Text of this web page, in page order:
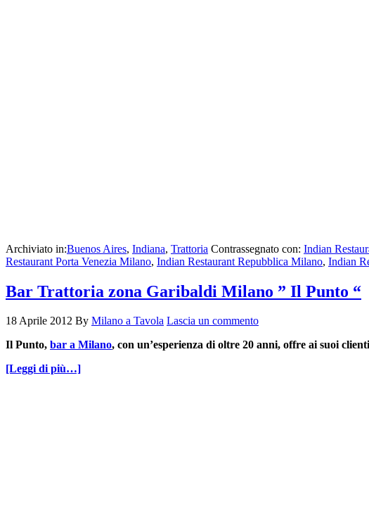
Archiviato in:Buenos Aires, Indiana, Trattoria Contrassegnato con: Indian
Restaurant Porta Venezia Milano, Indian Restaurant Repubblica Milano, Indian
Bar Trattoria zona Garibaldi Milano ” Il Punto “
18 Aprile 2012 By Milano a Tavola Lascia un commento
Il Punto, bar a Milano, con un’esperienza di oltre 20 anni, offre ai suoi
[Leggi di più…]